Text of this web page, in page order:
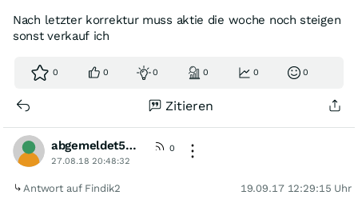
Nach letzter korrektur muss aktie die woche noch steigen
sonst verkauf ich
0 0 0 0 0 0
Zitieren
abgemeldet568354
0
27.08.18 20:48:32
Antwort auf Findik2 19.09.17 12:29:15 Uhr